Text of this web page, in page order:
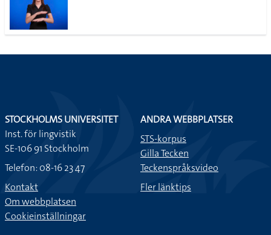
STOCKHOLMS UNIVERSITET
Inst. för lingvistik
SE-106 91 Stockholm
Telefon: 08-16 23 47
Kontakt
Om webbplatsen
Cookieinställningar
ANDRA WEBBPLATSER
STS-korpus
Gilla Tecken
Teckenspråksvideo
Fler länktips